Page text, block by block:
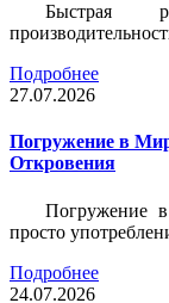
Быстрая
Подробнее
27.07.2026
Погружение в
Откровения
Погружение
просто
Подробнее
24.07.2026